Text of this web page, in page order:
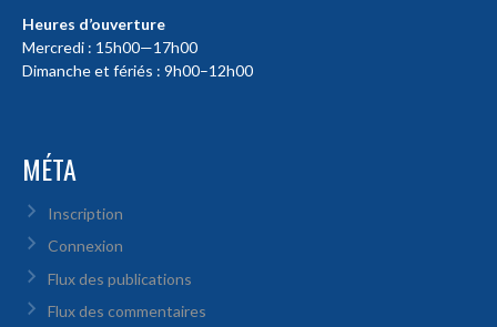
Heures d’ouverture
Mercredi : 15h00—17h00
Dimanche et fériés : 9h00–12h00
MÉTA
Inscription
Connexion
Flux des publications
Flux des commentaires